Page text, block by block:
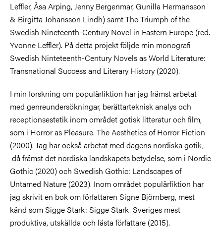
Leffler, Åsa Arping, Jenny Bergenmar, Gunilla Hermansson
& Birgitta Johansson Lindh) samt The Triumph of the
Swedish Nineteenth-Century Novel in Eastern Europe (red.
Yvonne Leffler). På detta projekt följde min monografi
Swedish Ninteteenth-Century Novels as World Literature:
Transnational Success and Literary History (2020).
I min forskning om populärfiktion har jag främst arbetat
med genreundersökningar, berättarteknisk analys och
receptionsestetik inom området gotisk litteratur och film,
som i Horror as Pleasure. The Aesthetics of Horror Fiction
(2000). Jag har också arbetat med dagens nordiska gotik,
då främst det nordiska landskapets betydelse, som i Nordic
Gothic (2020) och Swedish Gothic: Landscapes of
Untamed Nature (2023). Inom området populärfiktion har
jag skrivit en bok om författaren Signe Björnberg, mest
känd som Sigge Stark: Sigge Stark. Sveriges mest
produktiva, utskällda och lästa författare (2015).